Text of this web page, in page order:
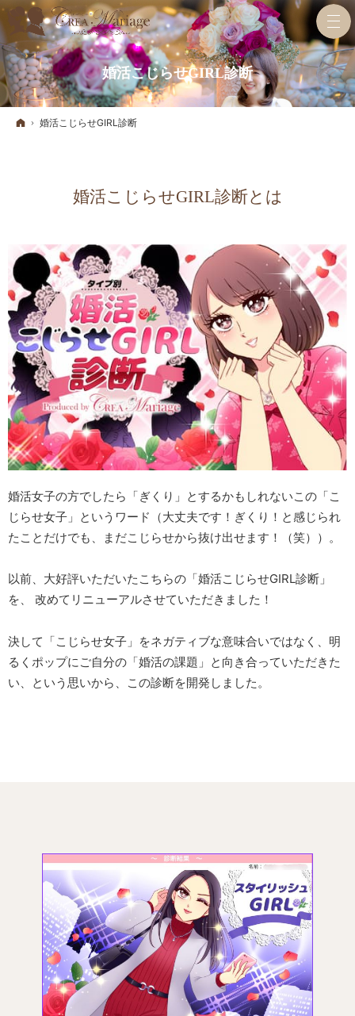
婚活こじらせGIRL診断
ホーム
婚活こじらせGIRL診断
婚活こじらせGIRL診断とは
婚活女子の方でしたら「ぎくり」とするかもしれないこの「こ
じらせ女子」というワード（大丈夫です！ぎくり！と感じられ
たことだけでも、まだこじらせから抜け出せます！（笑））。
以前、大好評いただいたこちらの「婚活こじらせGIRL診断」
を、 改めてリニューアルさせていただきました！
決して「こじらせ女子」をネガティブな意味合いではなく、明
るくポップにご自分の「婚活の課題」と向き合っていただきた
い、という思いから、この診断を開発しました。